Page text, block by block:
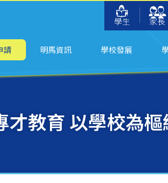
學生
家長
請 明馬資訊 學校發展
教育 以學校為